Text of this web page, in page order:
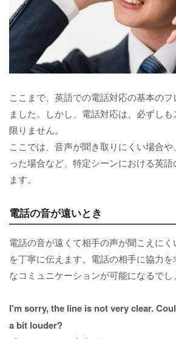
ここまで、英語での電話対応の基本の
ました。しかし、電話対応は、必ずし
限りません。
ここでは、音声が聞き取りにくい場合
った場合など、特定シーンにおける英
ます。
電話の音が遠いとき
電話の音が遠くて相手の声が聞こえに
を丁寧に伝えます。電話の相手に協力
なコミュニケーションが可能になるでし
I'm sorry, the line is not very clear.
a bit louder?